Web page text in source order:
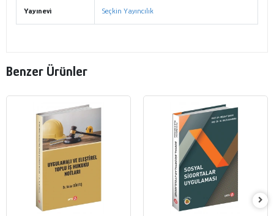
Yayınevi Seçkin Yayıncılık
Benzer Ürünler